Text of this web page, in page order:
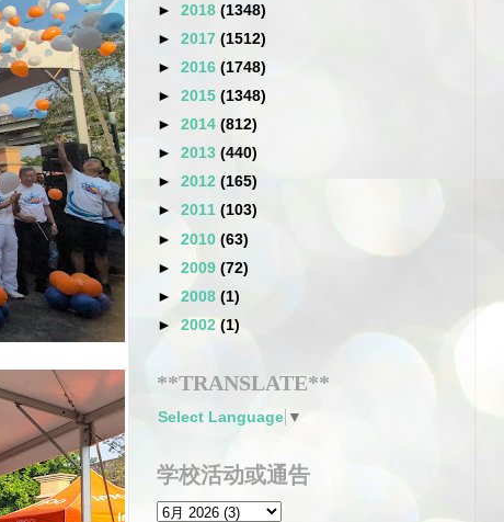
► 2018 (1348)
► 2017 (1512)
► 2016 (1748)
► 2015 (1348)
► 2014 (812)
► 2013 (440)
► 2012 (165)
► 2011 (103)
► 2010 (63)
► 2009 (72)
► 2008 (1)
► 2002 (1)
**TRANSLATE**
Select Language ▼
学校活动或通告